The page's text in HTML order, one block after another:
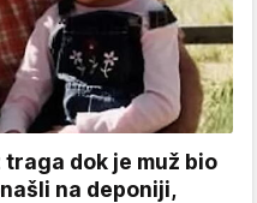
dok je muž bio
na deponiji,